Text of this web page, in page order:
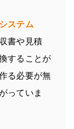
ステム
書や見積
することが
る必要が無
っていま